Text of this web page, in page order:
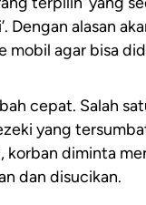
Dengan alasan
mobil agar bisa
cepat. Salah
yang
korban diminta
dan disucikan.